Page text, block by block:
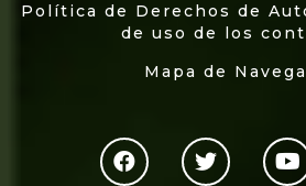
Política de Derechos de
de uso de los
Mapa de